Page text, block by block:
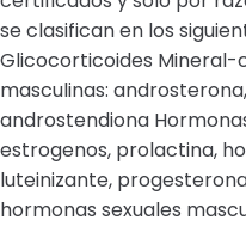
se clasifican en los
Glicocorticoides Mineral-
masculinas:
androstendiona
estrogenos, prolactina,
luteinizante,
hormonas sexuales